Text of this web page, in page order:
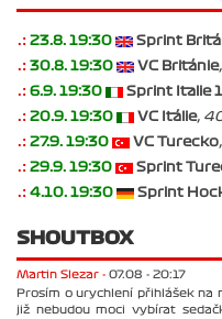
.: 23.8. 19:30 Sprint
.: 30.8. 19:30 VC Británie
.: 6.9. 19:30 Sprint Italie
.: 20.9. 19:30 VC Itálie,
.: 27.9. 19:30 VC Turecko
.: 29.9. 19:30 Sprint
.: 4.10. 19:30 Sprint
SHOUTBOX
Martin Slezar - 07.08 - 20:17
Prosím o urychlení přihlášek na
již nebudou moci vybírat